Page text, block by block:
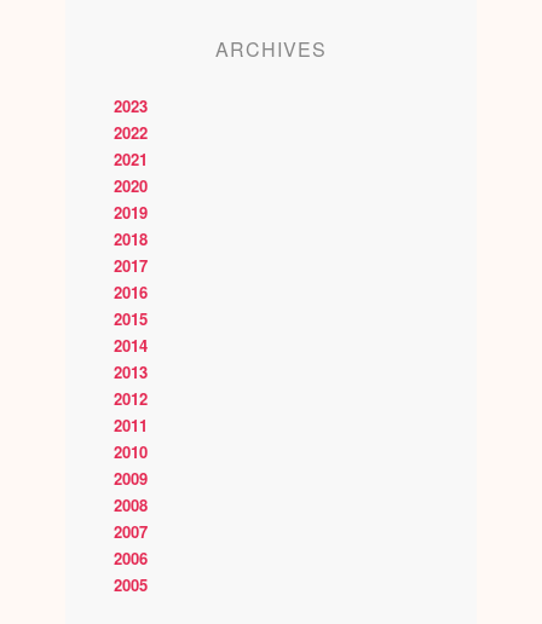
ARCHIVES
2023
2022
2021
2020
2019
2018
2017
2016
2015
2014
2013
2012
2011
2010
2009
2008
2007
2006
2005